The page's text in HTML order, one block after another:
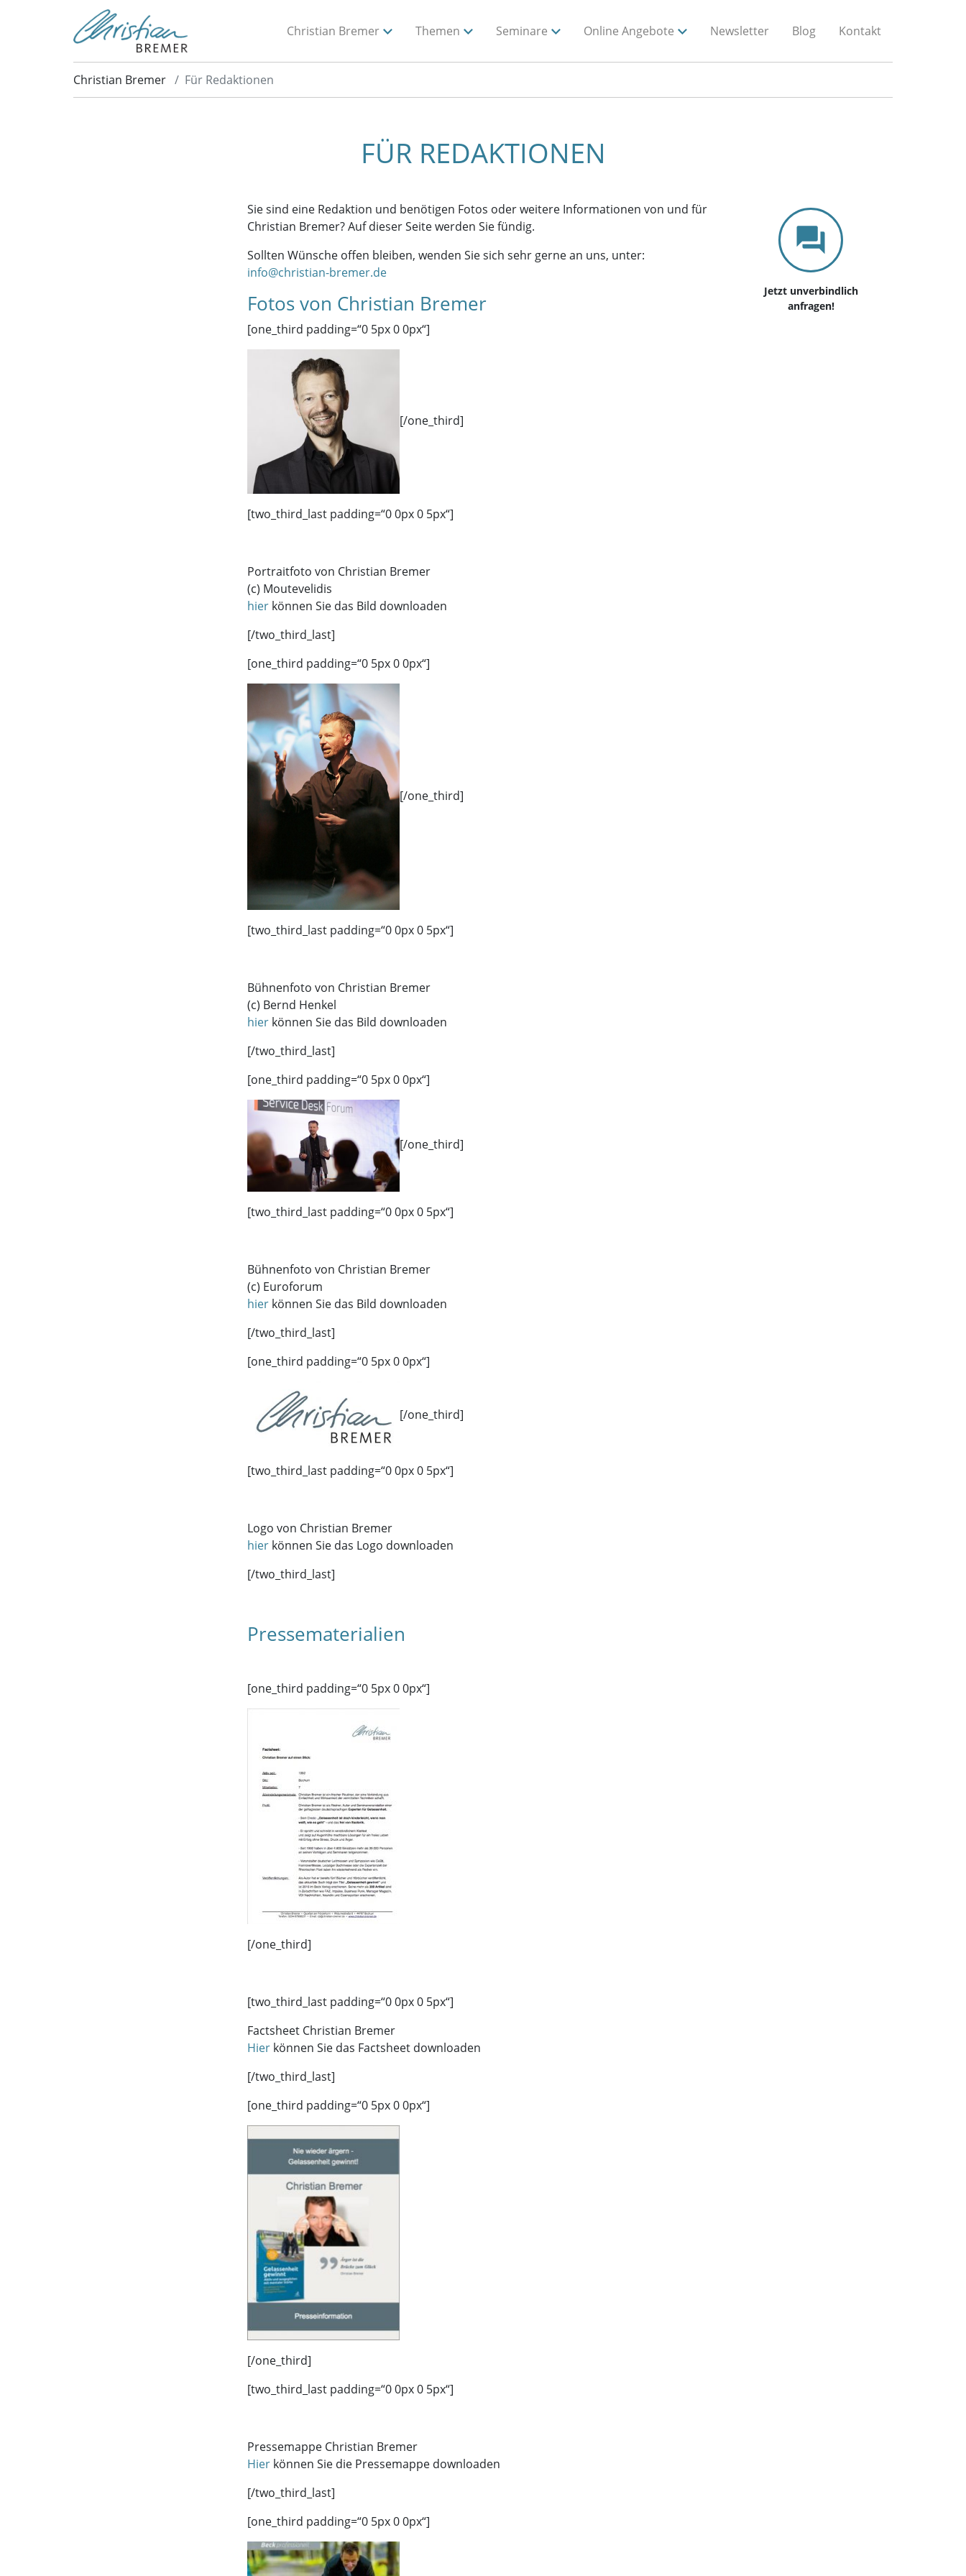
Christian Bremer Themen Seminare Online Angebote Newsletter Blog Kontakt
Christian Bremer Für Redaktionen
FÜR REDAKTIONEN
Sie sind eine Redaktion und benötigen Fotos oder weitere Informationen von und für
Christian Bremer? Auf dieser Seite werden Sie fündig.
Sollten Wünsche offen bleiben, wenden Sie sich sehr gerne an uns, unter:
info@christian-bremer.de
Fotos von Christian Bremer
[one_third padding=“0 5px 0 0px“]
[/one_third]
[two_third_last padding=“0 0px 0 5px“]
Portraitfoto von Christian Bremer
(c) Moutevelidis
hierkönnen Sie das Bild downloaden
[/two_third_last]
[one_third padding=“0 5px 0 0px“]
[/one_third]
[two_third_last padding=“0 0px 0 5px“]
Bühnenfoto von Christian Bremer
(c) Bernd Henkel
hierkönnen Sie das Bild downloaden
[/two_third_last]
[one_third padding=“0 5px 0 0px“]
[/one_third]
[two_third_last padding=“0 0px 0 5px“]
Bühnenfoto von Christian Bremer
(c) Euroforum
hierkönnen Sie das Bild downloaden
[/two_third_last]
[one_third padding=“0 5px 0 0px“]
[/one_third]
[two_third_last padding=“0 0px 0 5px“]
Logo von Christian Bremer
hierkönnen Sie das Logo downloaden
[/two_third_last]
Pressematerialien
[one_third padding=“0 5px 0 0px“]
[/one_third]
[two_third_last padding=“0 0px 0 5px“]
Factsheet Christian Bremer
Hierkönnen Sie das Factsheet downloaden
[/two_third_last]
[one_third padding=“0 5px 0 0px“]
[/one_third]
[two_third_last padding=“0 0px 0 5px“]
Pressemappe Christian Bremer
Hierkönnen Sie die Pressemappe downloaden
[/two_third_last]
[one_third padding=“0 5px 0 0px“]
Jetzt unverbindlich
anfragen!